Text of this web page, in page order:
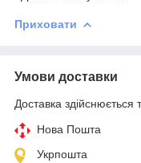
Приховати
Умови доставки
Доставка здійснюється
Нова Пошта
Укрпошта